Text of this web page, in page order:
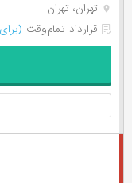
تهران، تهران
قرارداد تمام‌وقت